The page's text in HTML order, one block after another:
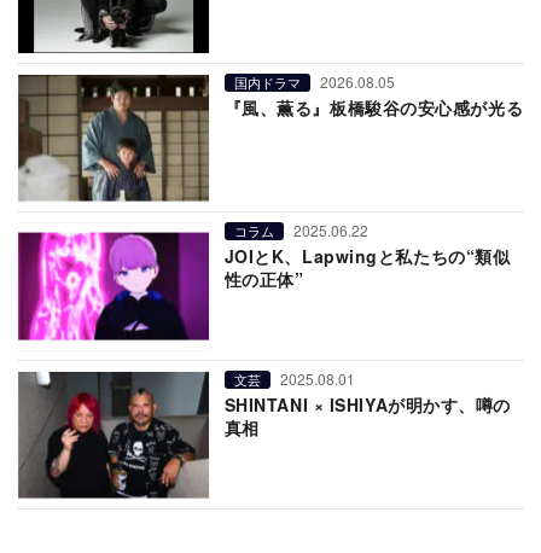
国内ドラマ 2026.08.05
『風、薫る』板橋駿谷の安心感が光る
コラム 2025.06.22
JOIとK、Lapwingと私たちの“類似
性の正体”
文芸 2025.08.01
SHINTANI × ISHIYAが明かす、噂の
真相